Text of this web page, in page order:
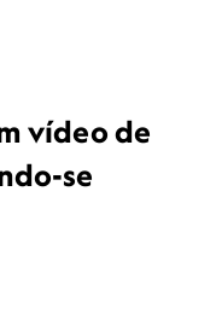
vídeo de
se